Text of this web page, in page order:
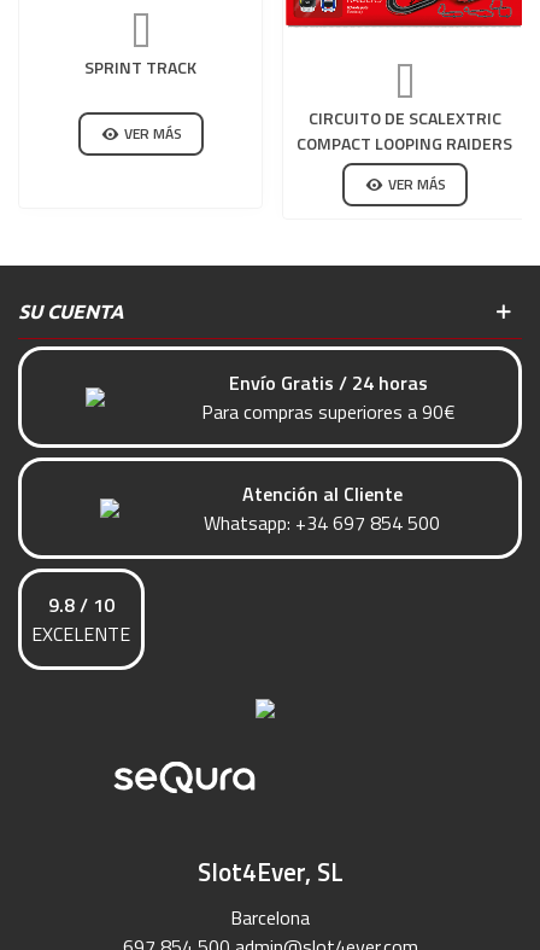
SPRINT TRACK
VER MÁS
CIRCUITO DE SCALEXTRIC
COMPACT LOOPING RAIDERS
WIRELESS
VER MÁS
SU CUENTA
Envío Gratis / 24 horas
Para compras superiores a 90€
Atención al Cliente
Whatsapp: +34 697 854 500
9.8 / 10
EXCELENTE
Slot4Ever, SL
Barcelona